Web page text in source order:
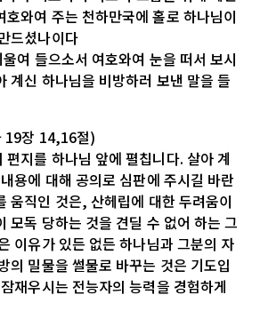
호와여 주는 천하만국에 홀로 하나님이
드셨나이다
여 들으소서 여호와여 눈을 떠서 보시
계신 하나님을 비방하러 보낸 말을 들
19장 14,16절)
편지를 하나님 앞에 펼칩니다. 살아 계
용에 대해 공의로 심판에 주시길 바란
움직인 것은, 산헤립에 대한 두려움이
모독 당하는 것을 견딜 수 없어 하는 그
이유가 있든 없든 하나님과 그분의 자
의 밀물을 썰물로 바꾸는 것은 기도입
재우시는 전능자의 능력을 경험하게